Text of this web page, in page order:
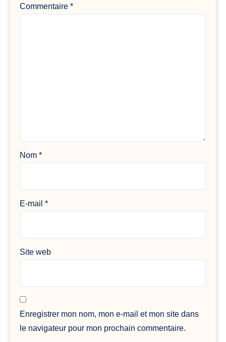
Commentaire*
Nom*
E-mail*
Site web
Enregistrer mon nom, mon e-mail et mon site dans
le navigateur pour mon prochain commentaire.